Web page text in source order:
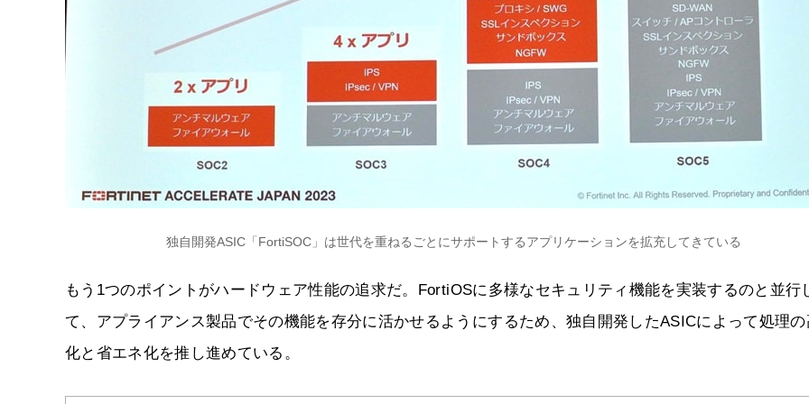
独自開発ASIC「FortiSOC」は世代を重ねるごとにサポートするアプリケーションを拡充してきている
もう1つのポイントがハードウェア性能の追求だ。FortiOSに多様なセキュリティ機能を実装するのと並行
て、アプライアンス製品でその機能を存分に活かせるようにするため、独自開発したASICによって処理
化と省エネ化を推し進めている。